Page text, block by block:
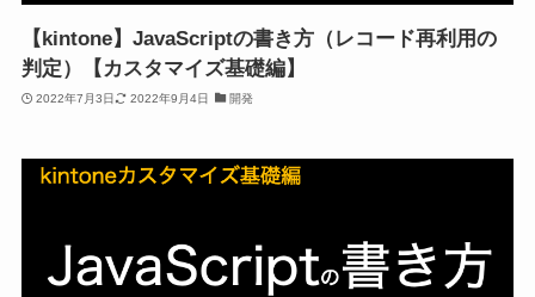
【kintone】JavaScriptの書き方（レコード再利用の
判定）【カスタマイズ基礎編】
2022年7月3日 2022年9月4日 開発